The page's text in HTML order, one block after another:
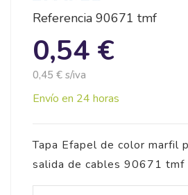
Referencia 90671 tmf
0,54 €
0,45 € s/iva
Envío en 24 horas
Tapa Efapel de color marfil
salida de cables 90671 tmf